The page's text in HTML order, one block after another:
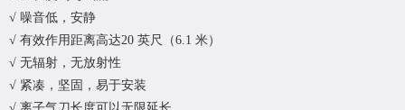
√ 噪音低，安静
√ 有效作用距离高达20 英尺（6.1 米）
√ 无辐射，无放射性
√ 紧凑，坚固，易于安装